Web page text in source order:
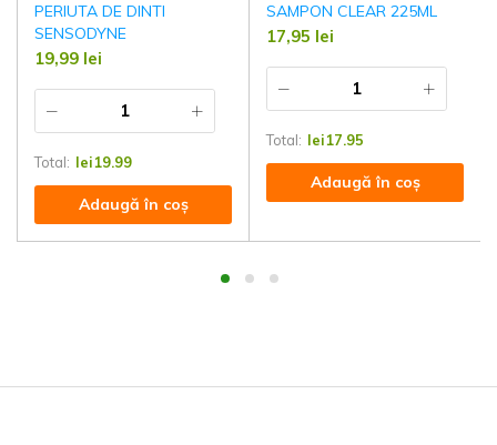
PERIUTA DE DINTI
SENSODYNE
19,99 lei
Total: lei19.99
Adaugă în coș
SAMPON CLEAR 225ML
17,95 lei
Total: lei17.95
Adaugă în coș